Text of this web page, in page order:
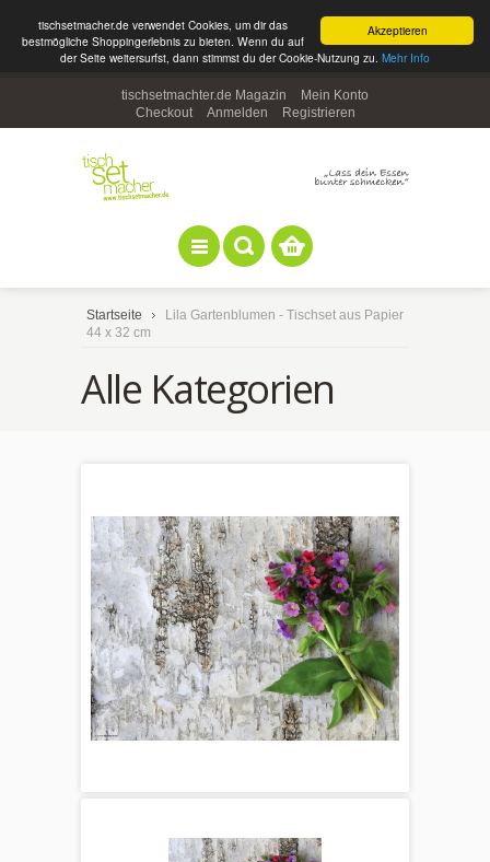
Akzeptieren
tischsetmacher.de verwendet Cookies, um dir das
bestmögliche Shoppingerlebnis zu bieten. Wenn du auf
der Seite weitersurfst, dann stimmst du der Cookie-Nutzung zu. Mehr Info
tischsetmachter.de Magazin
Mein Konto
Checkout
Anmelden Registrieren
Startseite
Lila Gartenblumen - Tischset aus Papier
44 x 32 cm
Alle Kategorien